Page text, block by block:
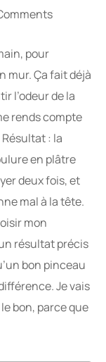
pour
mur. Ça fait déjà
l’odeur de la
rends compte
: la
en plâtre
deux fois, et
mal à la tête.
mon
résultat précis
bon pinceau
Je vais
bon, parce que